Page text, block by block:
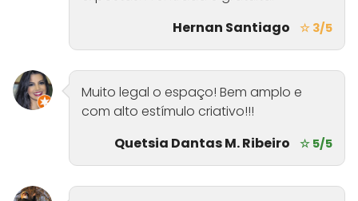
Hernan Santiago
☆ 3/5
Muito legal o espaço! Bem amplo e
com alto estímulo criativo!!!
Quetsia Dantas M. Ribeiro
☆ 5/5